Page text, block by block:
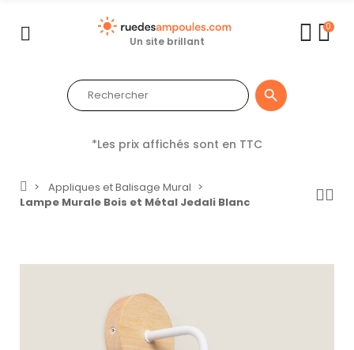
Un site brillant
0

*Les prix affichés sont en TTC
Appliques et Balisage Mural
Lampe Murale Bois et Métal Jedali Blanc